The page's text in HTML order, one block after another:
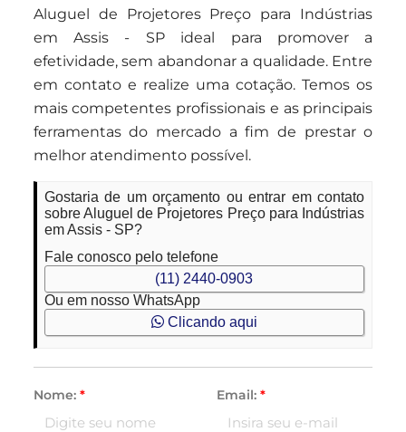
Aluguel de Projetores Preço para Indústrias
em Assis - SP ideal para promover a
efetividade, sem abandonar a qualidade. Entre
em contato e realize uma cotação. Temos os
mais competentes profissionais e as principais
ferramentas do mercado a fim de prestar o
melhor atendimento possível.
Gostaria de um orçamento ou entrar em contato
sobre Aluguel de Projetores Preço para Indústrias
em Assis - SP?
Fale conosco pelo telefone
(11) 2440-0903
Ou em nosso WhatsApp
Clicando aqui
Nome: * Email: *